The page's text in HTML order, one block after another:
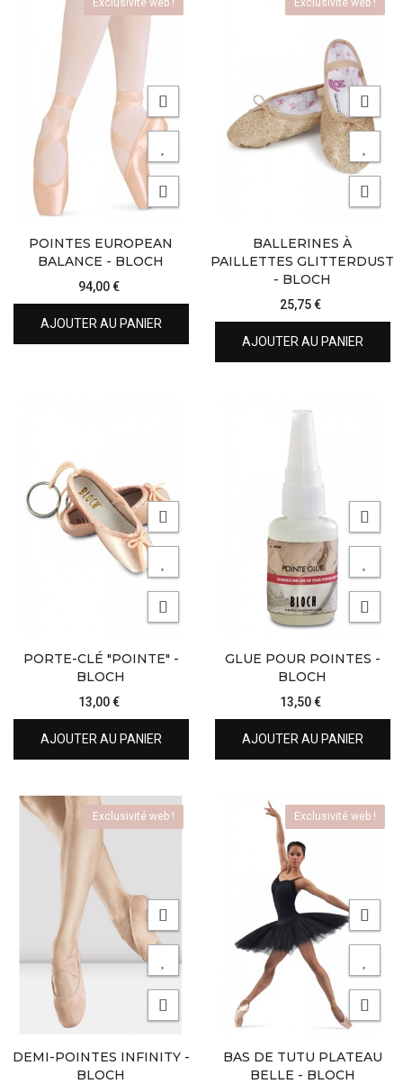
Exclusivité web !
POINTES EUROPEAN
BALANCE - BLOCH
94,00 €
AJOUTER AU PANIER
Exclusivité web !
BALLERINES À
PAILLETTES GLITTERDUST
- BLOCH
25,75 €
AJOUTER AU PANIER
PORTE-CLÉ "POINTE" -
BLOCH
13,00 €
AJOUTER AU PANIER
GLUE POUR POINTES -
BLOCH
13,50 €
AJOUTER AU PANIER
Exclusivité web !
DEMI-POINTES INFINITY -
BLOCH
Exclusivité web !
BAS DE TUTU PLATEAU
BELLE - BLOCH